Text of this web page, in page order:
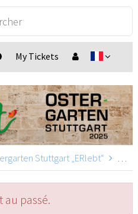
My Tickets
Stuttgart „ERlebt“
passé.